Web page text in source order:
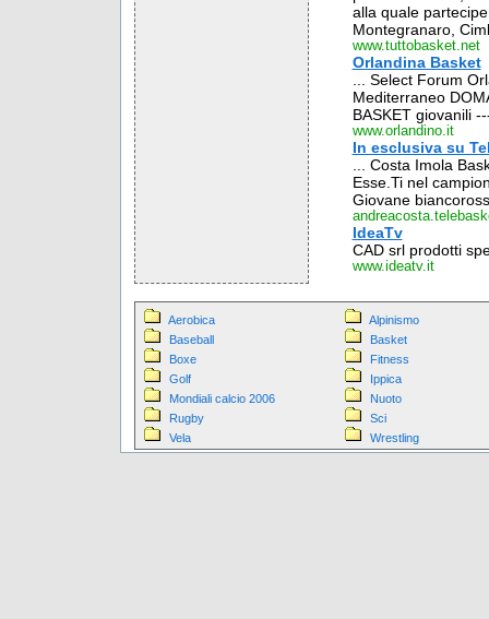
alla quale
Montegranaro,
www.tuttobasket.net
Orlandina Basket
... Select Forum
Mediterraneo
BASKET giovanili
www.orlandino.it
In esclusiva su
... Costa Imola
Esse.Ti nel
Giovane
IdeaTv
CAD srl prodotti
www.ideatv.it
Aerobica
Alpinismo
Baseball
Basket
Boxe
Fitness
Golf
Ippica
Mondiali calcio 2006
Nuoto
Rugby
Sci
Vela
Wrestling